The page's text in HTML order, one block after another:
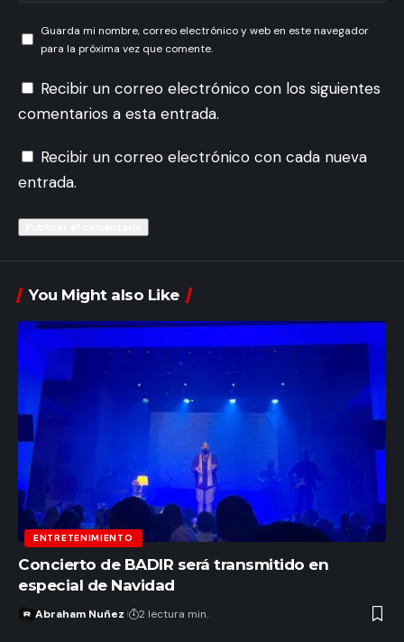
Guarda mi nombre, correo electrónico y web en este navegador
para la próxima vez que comente.
Recibir un correo electrónico con los siguientes
comentarios a esta entrada.
Recibir un correo electrónico con cada nueva
entrada.
You Might also Like
ENTRETENIMIENTO
Concierto de BADIR será transmitido en
especial de Navidad
Abraham Nuñez 2 lectura min.